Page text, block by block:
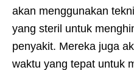
akan menggunakan
yang steril untuk
penyakit. Mereka juga
waktu yang tepat untuk